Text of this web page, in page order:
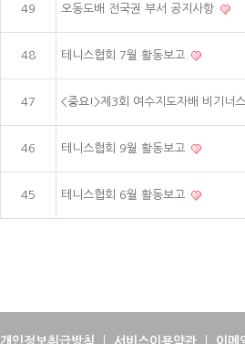
49 오동도배 전국권 부서 공지사항
48 테니스협회 7월 활동보고
47 <중요!>제3회 여수지도자배 비기너
46 테니스협회 9월 활동보고
45 테니스협회 6월 활동보고
개인정보취급방침 서비스이용약관 이메